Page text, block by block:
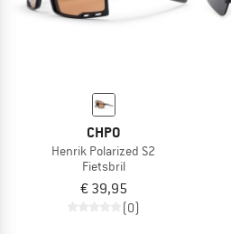
CHPO
Henrik Polarized S2
Fietsbril
€ 39,95
(0)